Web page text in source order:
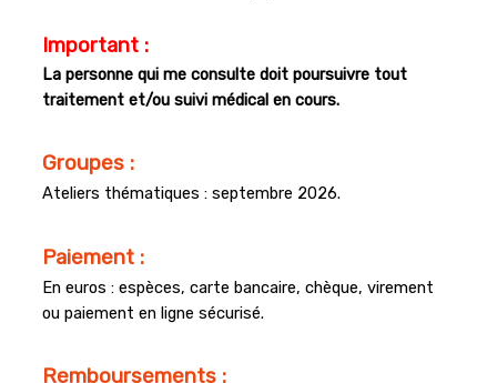
Important :
La personne qui me consulte doit poursuivre tout
traitement et/ou suivi médical en cours.
Groupes :
Ateliers thématiques : septembre 2026.
Paiement :
En euros : espèces, carte bancaire, chèque, virement
ou paiement en ligne sécurisé.
Remboursements :